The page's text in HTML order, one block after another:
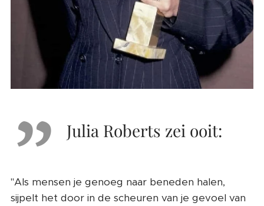
Julia Roberts zei ooit:
"Als mensen je genoeg naar beneden halen,
sijpelt het door in de scheuren van je gevoel van